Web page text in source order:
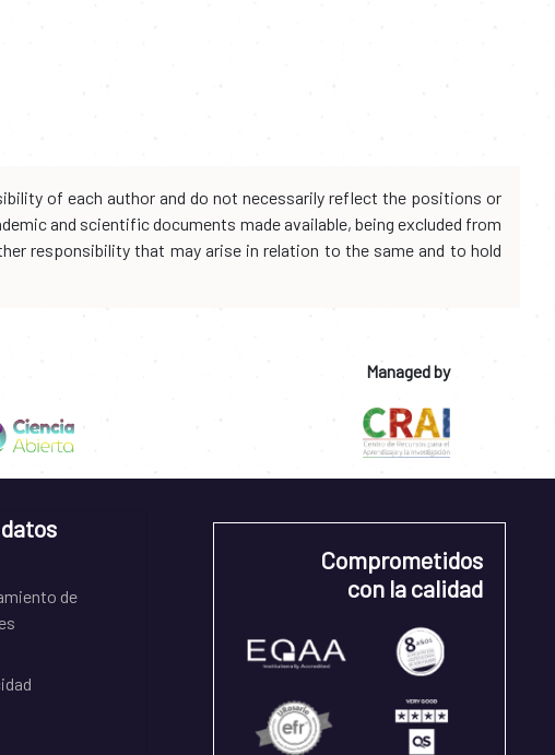
of each author and do not necessarily reflect the positions or
and scientific documents made available, being excluded from
responsibility that may arise in relation to the same and to hold
Managed by
de
Comprometidos
con la calidad